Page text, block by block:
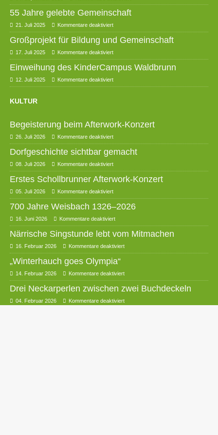
55 Jahre gelebte Gemeinschaft
21. Juli 2025 Kommentare deaktiviert
Großprojekt für Bildung und Gemeinschaft
17. Juli 2025 Kommentare deaktiviert
Einweihung des KinderCampus Waldbrunn
12. Juli 2025 Kommentare deaktiviert
KULTUR
Begeisterung beim Afterwork-Konzert
26. Juli 2026 Kommentare deaktiviert
Dorfgeschichte sichtbar gemacht
08. Juli 2026 Kommentare deaktiviert
Erstes Schollbrunner Afterwork-Konzert
05. Juli 2026 Kommentare deaktiviert
700 Jahre Weisbach 1326–2026
16. Juni 2026 Kommentare deaktiviert
Närrische Singstunde lebt vom Mitmachen
16. Februar 2026 Kommentare deaktiviert
„Winterhauch goes Olympia“
14. Februar 2026 Kommentare deaktiviert
Drei Neckarperlen zwischen zwei Buchdeckeln
04. Februar 2026 Kommentare deaktiviert